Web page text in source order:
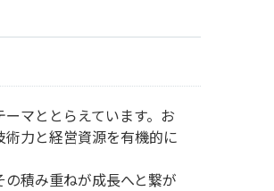
マととらえています。お
力と経営資源を有機的に
積み重ねが成長へと繋が